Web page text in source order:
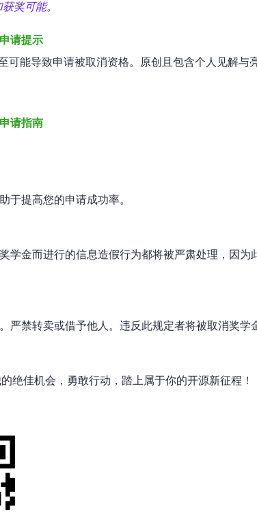
奖可能。
请提示
能导致申请被取消资格。原创且包含个人见解与
请指南
于提高您的申请成功率。
学金而进行的信息造假行为都将被严肃处理，因为
禁转卖或借予他人。违反此规定者将被取消奖学
绝佳机会，勇敢行动，踏上属于你的开源新征程！